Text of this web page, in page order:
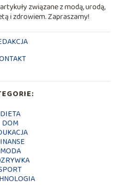
związane z modą, urodą,
i zdrowiem. Zapraszamy!
DIETA
DOM
MODA